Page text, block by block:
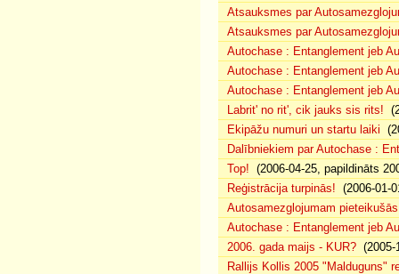
Atsauksmes par
Atsauksmes par
Autochase : Entanglement jeb
Autochase : Entanglement jeb
Autochase : Entanglement jeb
Labrit' no rit', cik jauks sis rits!
Ekipāžu numuri un startu laiki
Dalībniekiem par Autochase :
Top! (2006-04-25, papildināts
Reģistrācija turpinās! (2006-01-
Autosamezglojumam
Autochase : Entanglement jeb
2006. gada maijs - KUR? (2005-
Rallijs Kollis 2005 "Malduguns"